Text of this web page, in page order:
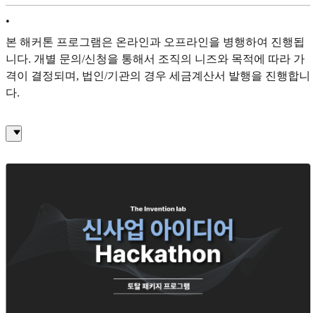
•
본 해커톤 프로그램은 온라인과 오프라인을 병행하여 진행됩
니다. 개별 문의/신청을 통해서 조직의 니즈와 목적에 따라 가
격이 결정되며, 법인/기관의 경우 세금계산서 발행을 진행합니
다.